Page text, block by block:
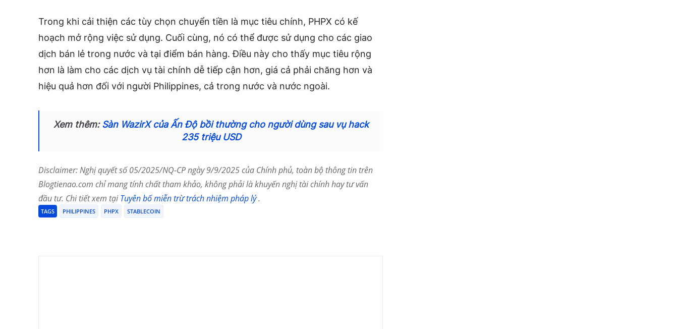
Trong khi cải thiện các tùy chọn chuyển tiền là mục tiêu chính, PHPX có kế
hoạch mở rộng việc sử dụng. Cuối cùng, nó có thể được sử dụng cho các giao
dịch bán lẻ trong nước và tại điểm bán hàng. Điều này cho thấy mục tiêu rộng
hơn là làm cho các dịch vụ tài chính dễ tiếp cận hơn, giá cả phải chăng hơn và
hiệu quả hơn đối với người Philippines, cả trong nước và nước ngoài.
Xem thêm:Sàn WazirX của Ấn Độ bồi thường cho người dùng sau vụ hack
235 triệu USD
Disclaimer: Nghị quyết số 05/2025/NQ-CP ngày 9/9/2025 của Chính phủ, toàn bộ thông tin trên
Blogtienao.com chỉ mang tính chất tham khảo, không phải là khuyến nghị tài chính hay tư vấn
đầu tư. Chi tiết xem tạiTuyên bố miễn trừ trách nhiệm pháp lý.
TAGS PHILIPPINES PHPX STABLECOIN